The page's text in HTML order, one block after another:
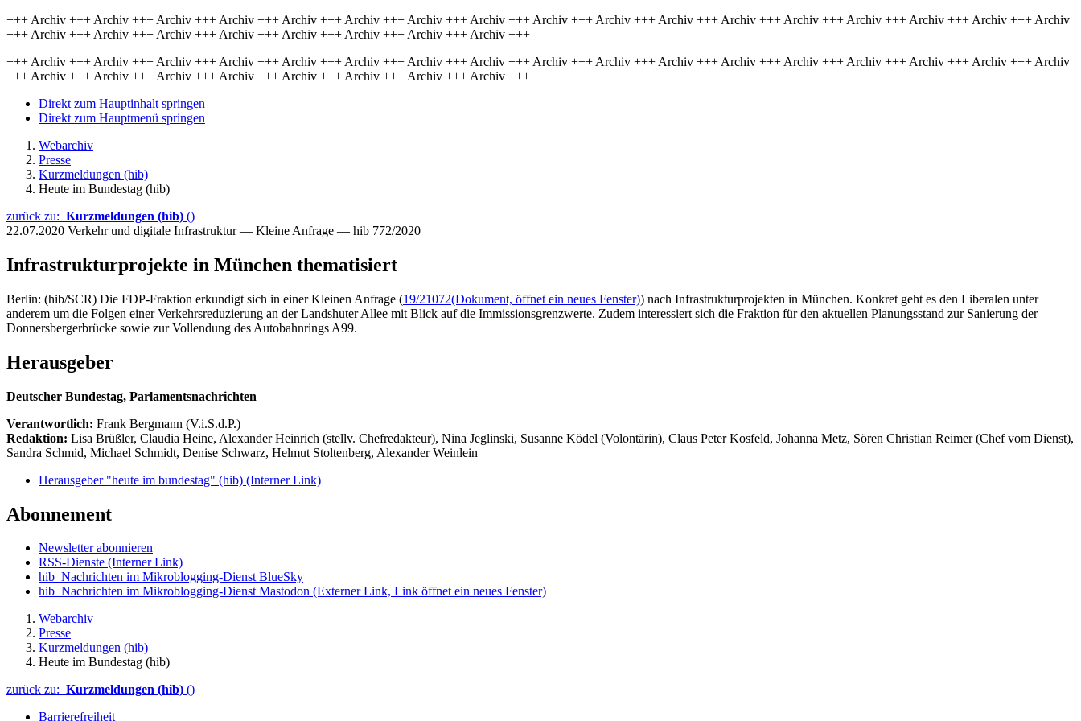
+++ Archiv +++ Archiv +++ Archiv +++ Archiv +++ Archiv +++ Archiv +++ Archiv +++ Archiv +++ Archiv +++ Archiv +++ Archiv +++ Archiv +++ Archiv +++ Archiv +++ Archiv +++ Archiv +++ Archiv
+++ Archiv +++ Archiv +++ Archiv +++ Archiv +++ Archiv +++ Archiv +++ Archiv +++ Archiv +++
+++ Archiv +++ Archiv +++ Archiv +++ Archiv +++ Archiv +++ Archiv +++ Archiv +++ Archiv +++ Archiv +++ Archiv +++ Archiv +++ Archiv +++ Archiv +++ Archiv +++ Archiv +++ Archiv +++ Archiv
+++ Archiv +++ Archiv +++ Archiv +++ Archiv +++ Archiv +++ Archiv +++ Archiv +++ Archiv +++
Direkt zum Hauptinhalt springen
Direkt zum Hauptmenü springen
Webarchiv
Presse
Kurzmeldungen (hib)
Heute im Bundestag (hib)
zurück zu: Kurzmeldungen (hib) ()
22.07.2020 Verkehr und digitale Infrastruktur — Kleine Anfrage — hib 772/2020
Infrastrukturprojekte in München thematisiert
Berlin: (hib/SCR) Die FDP-Fraktion erkundigt sich in einer Kleinen Anfrage (19/21072(Dokument, öffnet ein neues Fenster)) nach Infrastrukturprojekten in München. Konkret geht es den Liberalen unter
anderem um die Folgen einer Verkehrsreduzierung an der Landshuter Allee mit Blick auf die Immissionsgrenzwerte. Zudem interessiert sich die Fraktion für den aktuellen Planungsstand zur Sanierung der
Donnersbergerbrücke sowie zur Vollendung des Autobahnrings A99.
Herausgeber
Deutscher Bundestag, Parlamentsnachrichten
Verantwortlich: Frank Bergmann (V.i.S.d.P.)
Redaktion: Lisa Brüßler, Claudia Heine, Alexander Heinrich (stellv. Chefredakteur), Nina Jeglinski, Susanne Ködel (Volontärin), Claus Peter Kosfeld, Johanna Metz, Sören Christian Reimer (Chef vom Dienst),
Sandra Schmid, Michael Schmidt, Denise Schwarz, Helmut Stoltenberg, Alexander Weinlein
Herausgeber "heute im bundestag" (hib) (Interner Link)
Abonnement
Newsletter abonnieren
RSS-Dienste (Interner Link)
hib_Nachrichten im Mikroblogging-Dienst BlueSky
hib_Nachrichten im Mikroblogging-Dienst Mastodon (Externer Link, Link öffnet ein neues Fenster)
Webarchiv
Presse
Kurzmeldungen (hib)
Heute im Bundestag (hib)
zurück zu: Kurzmeldungen (hib) ()
Barrierefreiheit